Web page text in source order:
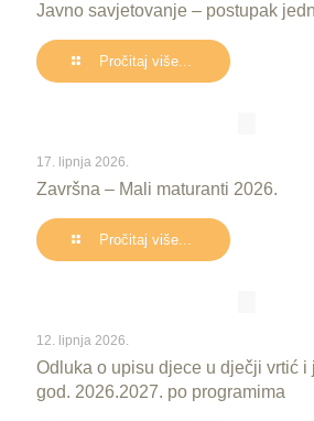
Javno savjetovanje – postupak
Pročitaj više...
17. lipnja 2026.
Završna – Mali maturanti 2026.
Pročitaj više...
12. lipnja 2026.
Odluka o upisu djece u dječji vrtić i
god. 2026.2027. po programima